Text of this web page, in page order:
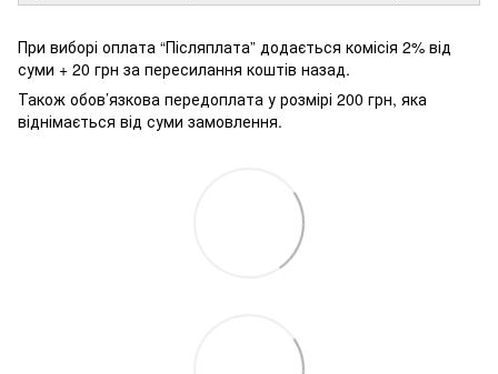
При виборі оплата “Післяплата” додається комісія 2% від
суми + 20 грн за пересилання коштів назад.
Також обов’язкова передоплата у розмірі 200 грн, яка
віднімається від суми замовлення.